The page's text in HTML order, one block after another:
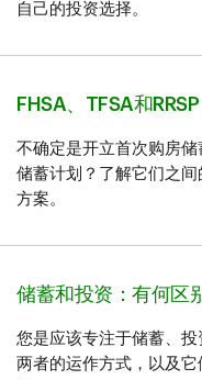
自己的投资选择。
FHSA、TFSA和
不确定是开立首次购房
储蓄计划？了解它们之
方案。
储蓄和投资：有何区
您是应该专注于储蓄、
两者的运作方式，以及